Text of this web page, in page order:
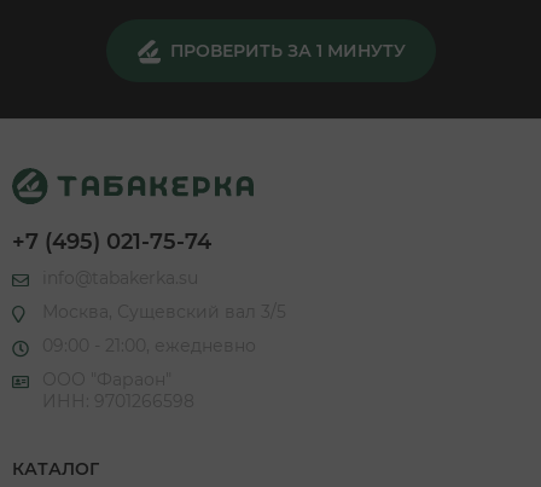
ПРОВЕРИТЬ ЗА 1 МИНУТУ
+7 (495) 021-75-74
КАТАЛОГ